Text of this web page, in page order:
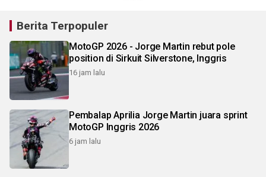
Berita Terpopuler
MotoGP 2026 - Jorge Martin rebut pole
position di Sirkuit Silverstone, Inggris
16 jam lalu
Pembalap Aprilia Jorge Martin juara sprint
MotoGP Inggris 2026
6 jam lalu